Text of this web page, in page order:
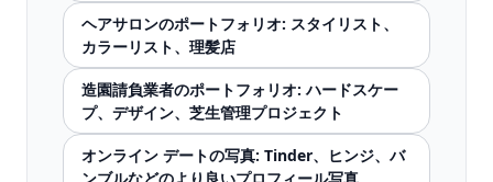
ヘアサロンのポートフォリオ: スタイリスト、
カラーリスト、理髪店
造園請負業者のポートフォリオ: ハードスケー
プ、デザイン、芝生管理プロジェクト
オンライン デートの写真: Tinder、ヒンジ、バ